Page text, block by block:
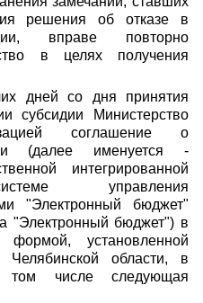
решения об отказе в
вправе повторно
в целях получения
дней со дня принятия
субсидии Министерство
соглашение о
(далее именуется -
интегрированной
управления
"Электронный бюджет"
"Электронный бюджет") в
формой, установленной
Челябинской области, в
том числе следующая